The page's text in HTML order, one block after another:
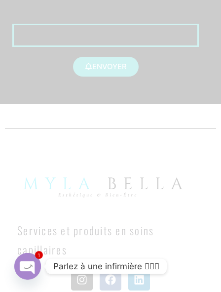
ENVOYER
Services et produits en soins
capillaires
Parlez à une infirmière 👩🏽‍⚕️
1